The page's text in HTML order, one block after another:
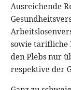
Ausreichende
sowie tarifliche
den Plebs nur
respektive der